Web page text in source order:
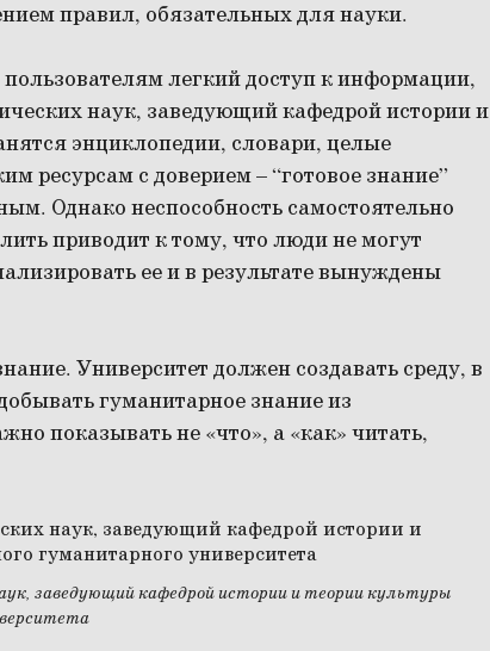
правил, обязательных для науки.
легкий доступ к информации,
наук, заведующий кафедрой истории и
энциклопедии, словари, целые
ресурсам с доверием – “готовое знание”
Однако неспособность самостоятельно
приводит к тому, что люди не могут
ее и в результате вынуждены
Университет должен создавать среду, в
гуманитарное знание из
показывать не «что», а «как» читать,
заведующий кафедрой истории и теории культуры